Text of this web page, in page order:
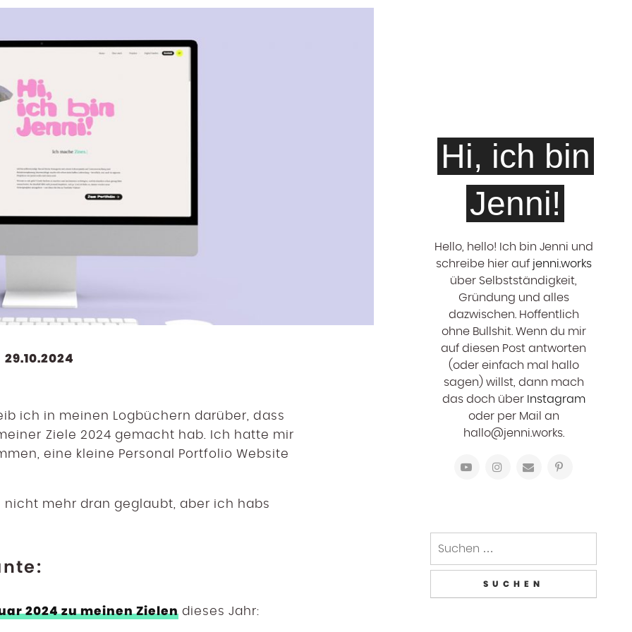
29.10.2024
ich in meinen Logbüchern darüber, dass
Ziele 2024 gemacht hab. Ich hatte mir
eine kleine Personal Portfolio Website
mehr dran geglaubt, aber ich habs
2024 zu meinen Zielen dieses Jahr:
Hi, ich bin
Jenni!
Hello, hello! ‍Ich bin Jenni und
schreibe hier auf jenni.works
über Selbstständigkeit,
Gründung und alles
dazwischen. Hoffentlich
ohne Bullshit. Wenn du mir
auf diesen Post antworten
(oder einfach mal hallo
sagen) willst, dann mach
das doch über Instagram
oder per Mail an
hallo@jenni.works.